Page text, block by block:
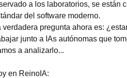
a los laboratorios, se están
del software moderno.
verdadera pregunta ahora es:
junto a IAs autónomas que
a analizarlo...
en ReinoIA: